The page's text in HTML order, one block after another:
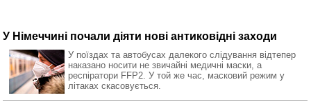
У Німеччині почали діяти нові антиковідні заходи
У поїздах та автобусах далекого слідування відтепер
наказано носити не звичайні медичні маски, а
респіратори FFP2. У той же час, масковий режим у
літаках скасовується.